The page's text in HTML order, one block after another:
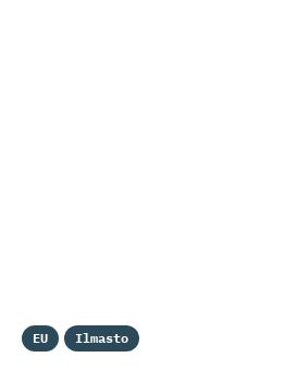
EU Ilmasto